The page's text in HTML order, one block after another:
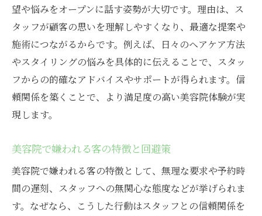
望や悩みをオープンに話す姿勢が大切です。理由は、ス
タッフが顧客の思いを理解しやすくなり、最適な提案や
施術につながるからです。例えば、日々のヘアケア方法
やスタイリングの悩みを具体的に伝えることで、スタッ
フからの的確なアドバイスやサポートが得られます。信
頼関係を築くことで、より満足度の高い美容院体験が実
現します。
美容院で嫌われる客の特徴と回避策
美容院で嫌われる客の特徴として、無理な要求や予約時
間の遅刻、スタッフへの無関心な態度などが挙げられま
す。なぜなら、こうした行動はスタッフとの信頼関係を